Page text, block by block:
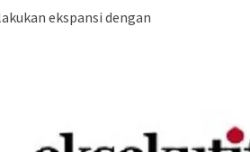
ekspansi dengan